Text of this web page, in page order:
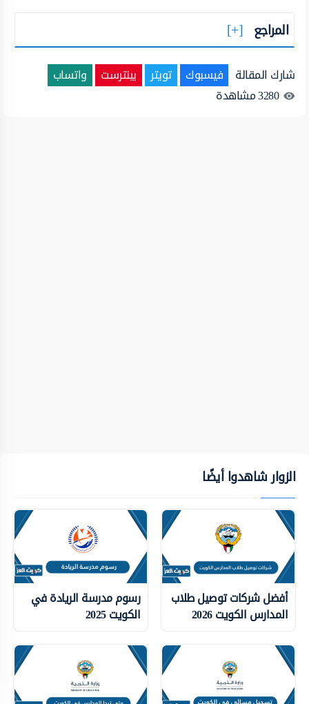
المراجع
شارك المقالة فيسبوك تويتر بينترست
واتساب
3280مشاهدة
الزوار شاهدوا أيضًا
أفضل شركات توصيل طلاب
المدارس الكويت 2026
رسوم مدرسة الريادة في
الكويت 2025